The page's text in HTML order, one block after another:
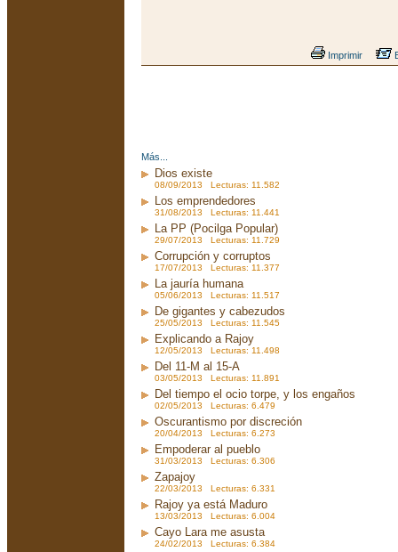
Imprimir
Más...
Dios existe
08/09/2013 Lecturas: 11.582
Los emprendedores
31/08/2013 Lecturas: 11.441
La PP (Pocilga Popular)
29/07/2013 Lecturas: 11.729
Corrupción y corruptos
17/07/2013 Lecturas: 11.377
La jauría humana
05/06/2013 Lecturas: 11.517
De gigantes y cabezudos
25/05/2013 Lecturas: 11.545
Explicando a Rajoy
12/05/2013 Lecturas: 11.498
Del 11-M al 15-A
03/05/2013 Lecturas: 11.891
Del tiempo el ocio torpe, y los engaños
02/05/2013 Lecturas: 6.479
Oscurantismo por discreción
20/04/2013 Lecturas: 6.273
Empoderar al pueblo
31/03/2013 Lecturas: 6.306
Zapajoy
22/03/2013 Lecturas: 6.331
Rajoy ya está Maduro
13/03/2013 Lecturas: 6.004
Cayo Lara me asusta
24/02/2013 Lecturas: 6.384